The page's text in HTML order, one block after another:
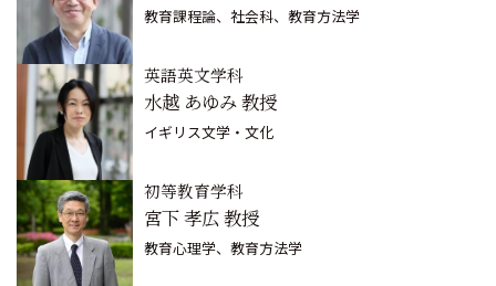
教育課程論、社会科、教育方法学
英語英文学科
水越 あゆみ 教授
イギリス文学・文化
初等教育学科
宮下 孝広 教授
教育心理学、教育方法学